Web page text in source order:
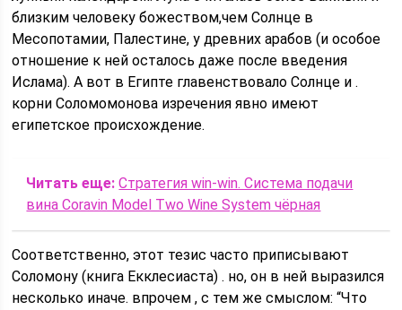
близким человеку божеством,чем Солнце в
Месопотамии, Палестине, у древних арабов (и особое
отношение к ней осталось даже после введения
Ислама). А вот в Египте главенствовало Солнце и .
корни Соломомонова изречения явно имеют
египетское происхождение.
Читать еще: Стратегия win-win. Система подачи
вина Coravin Model Two Wine System чёрная
Соответственно, этот тезис часто приписывают
Соломону (книга Екклесиаста) . но, он в ней выразился
несколько иначе. впрочем , с тем же смыслом: “Что